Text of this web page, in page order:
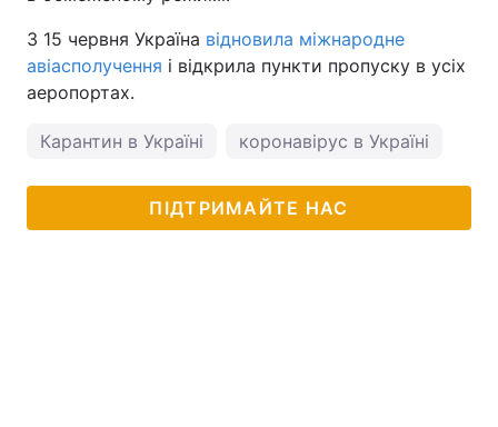
З 15 червня Україна відновила міжнародне
авіасполучення і відкрила пункти пропуску в усіх
аеропортах.
Карантин в Україні коронавірус в Україні
ПІДТРИМАЙТЕ НАС